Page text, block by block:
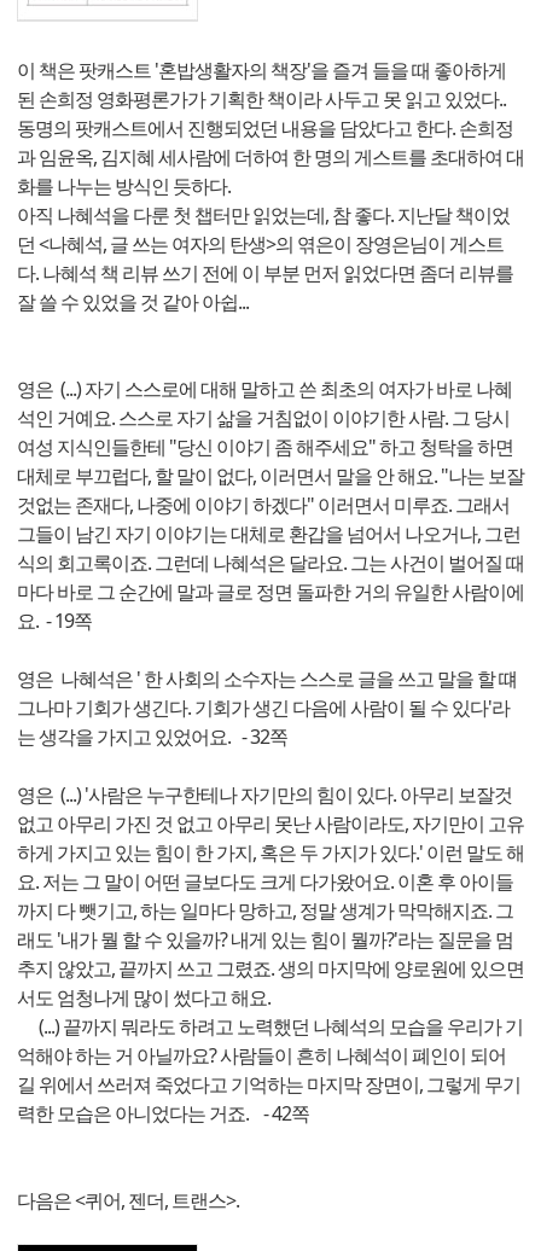
이 책은 팟캐스트 '혼밥생활자의 책장'을 즐겨 들을 때 좋아하게
된 손희정 영화평론가가 기획한 책이라 사두고 못 읽고 있었다..
동명의 팟캐스트에서 진행되었던 내용을 담았다고 한다. 손희정
과 임윤옥, 김지혜 세사람에 더하여 한 명의 게스트를 초대하여 대
화를 나누는 방식인 듯하다.
아직 나혜석을 다룬 첫 챕터만 읽었는데, 참 좋다. 지난달 책이었
던 <나혜석, 글 쓰는 여자의 탄생>의 엮은이 장영은님이 게스트
다. 나혜석 책 리뷰 쓰기 전에 이 부분 먼저 읽었다면 좀더 리뷰를
잘 쓸 수 있었을 것 같아 아쉽...
영은 (...) 자기 스스로에 대해 말하고 쓴 최초의 여자가 바로 나혜
석인 거예요. 스스로 자기 삶을 거침없이 이야기한 사람. 그 당시
여성 지식인들한테 "당신 이야기 좀 해주세요" 하고 청탁을 하면
대체로 부끄럽다, 할 말이 없다, 이러면서 말을 안 해요. "나는 보잘
것없는 존재다, 나중에 이야기 하겠다" 이러면서 미루죠. 그래서
그들이 남긴 자기 이야기는 대체로 환갑을 넘어서 나오거나, 그런
식의 회고록이죠. 그런데 나혜석은 달라요. 그는 사건이 벌어질 때
마다 바로 그 순간에 말과 글로 정면 돌파한 거의 유일한 사람이에
요. - 19쪽
영은 나혜석은 ' 한 사회의 소수자는 스스로 글을 쓰고 말을 할 떄
그나마 기회가 생긴다. 기회가 생긴 다음에 사람이 될 수 있다'라
는 생각을 가지고 있었어요. - 32쪽
영은 (...) '사람은 누구한테나 자기만의 힘이 있다. 아무리 보잘것
없고 아무리 가진 것 없고 아무리 못난 사람이라도, 자기만이 고유
하게 가지고 있는 힘이 한 가지, 혹은 두 가지가 있다.' 이런 말도 해
요. 저는 그 말이 어떤 글보다도 크게 다가왔어요. 이혼 후 아이들
까지 다 뺏기고, 하는 일마다 망하고, 정말 생계가 막막해지죠. 그
래도 '내가 뭘 할 수 있을까? 내게 있는 힘이 뭘까?'라는 질문을 멈
추지 않았고, 끝까지 쓰고 그렸죠. 생의 마지막에 양로원에 있으면
서도 엄청나게 많이 썼다고 해요.
(...) 끝까지 뭐라도 하려고 노력했던 나혜석의 모습을 우리가 기
억해야 하는 거 아닐까요? 사람들이 흔히 나혜석이 폐인이 되어
길 위에서 쓰러져 죽었다고 기억하는 마지막 장면이, 그렇게 무기
력한 모습은 아니었다는 거죠. - 42쪽
다음은 <퀴어, 젠더, 트랜스>.